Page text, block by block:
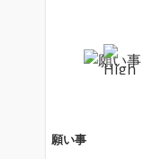
願い事